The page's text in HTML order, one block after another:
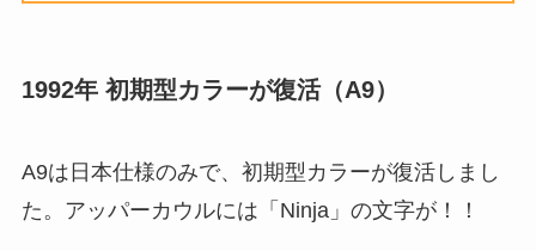
1992年 初期型カラーが復活（A9）
A9は日本仕様のみで、初期型カラーが復活しまし
た。アッパーカウルには「Ninja」の文字が！！